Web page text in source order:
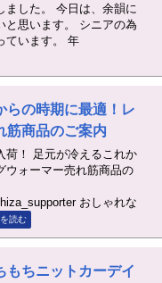
ました。 今日は、余韻に
と思います。 シニアの為
ています。 年
らの時期に最適！レ
筋商品のご案内
荷！ 足元が冷えるこれか
ウォーマー売れ筋商品の
おしゃれな
読む
もちニットカーデイ